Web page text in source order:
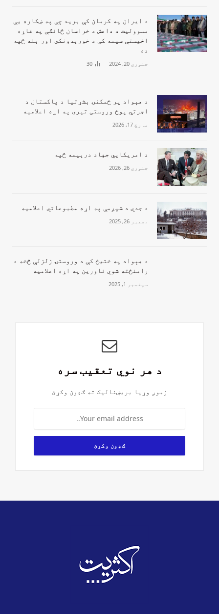
د ايران په کرمان کې بريد چې په ښکاره يې
مسووليت د داعش د خراسان څانګې په غاړه
اخيستې سیمه کې د خورېدونکي اور بله څپه
ده
جنوري 20, 2024 30
‏د هېواد پر ځمکنۍ بشړتیا د پاکستان د
اجرتي پوځ وروستی تېری په اړه اعلامیه
مارچ 17, 2026
‏د امریکايي جهاد درېیمه څپه
جنوري 26, 2026
د جدي د شپږمې په اړه مطبوعاتي اعلامیه
دسمبر 26, 2025
‏د هېواد په ختیځ کې د وروستۍ زلزلې څخه د
رامنځته شوي ناورین په اړه اعلامیه
سپتمبر 1, 2025
د هر نوي تعقیب سره
زموږ وړیا بریښنالیک ته ګډون وکړئ